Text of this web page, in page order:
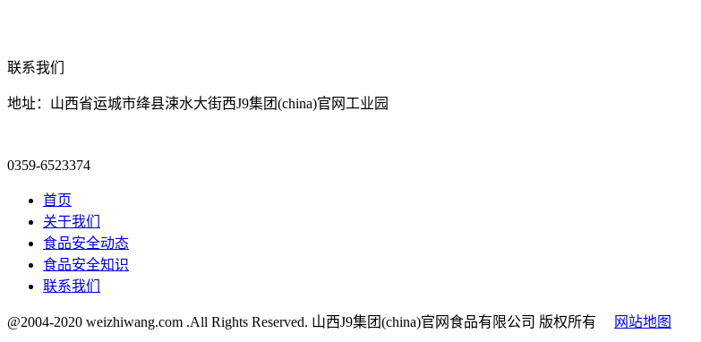
联系我们
地址：山西省运城市绛县涑水大街西J9集团(china)官网工业园
0359-6523374
首页
关于我们
食品安全动态
食品安全知识
联系我们
@2004-2020 weizhiwang.com .All Rights Reserved. 山西J9集团(china)官网食品有限公司 版权所有 网站地图